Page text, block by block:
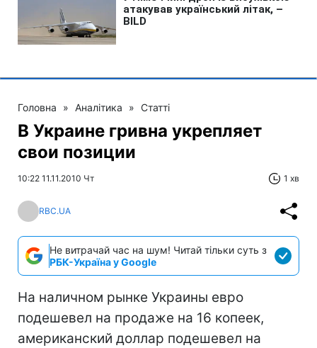
Головна » Аналітика » Статті
В Украине гривна укрепляет
свои позиции
10:22 11.11.2010 Чт 1 хв
RBC.UA
Не витрачай час на шум! Читай тільки суть з
РБК-Україна у Google
На наличном рынке Украины евро
подешевел на продаже на 16 копеек,
американский доллар подешевел на